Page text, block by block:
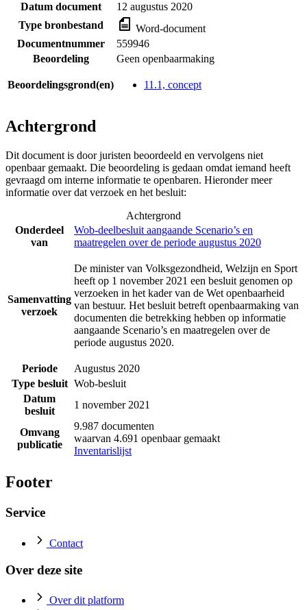
Datum document
12 augustus 2020
Type bronbestand
Word-document
Documentnummer
559946
Beoordeling
Geen openbaarmaking
Beoordelingsgrond(en) 11.1, concept
Achtergrond
Dit document is door juristen beoordeeld en vervolgens niet
openbaar gemaakt. Die beoordeling is gedaan omdat iemand heeft
gevraagd om interne informatie te openbaren. Hieronder meer
informatie over dat verzoek en het besluit:
Achtergrond
Onderdeel
van
Wob-deelbesluit aangaande Scenario’s en
maatregelen over de periode augustus 2020
Samenvatting
verzoek
De minister van Volksgezondheid, Welzijn en Sport
heeft op 1 november 2021 een besluit genomen op
verzoeken in het kader van de Wet openbaarheid
van bestuur. Het besluit betreft openbaarmaking van
documenten die betrekking hebben op informatie
aangaande Scenario’s en maatregelen over de
periode augustus 2020.
Periode
Augustus 2020
Type besluit Wob-besluit
Datum
besluit
1 november 2021
Omvang
publicatie
9.987 documenten
waarvan 4.691 openbaar gemaakt
Inventarislijst
Footer
Service
Contact
Over deze site
Over dit platform